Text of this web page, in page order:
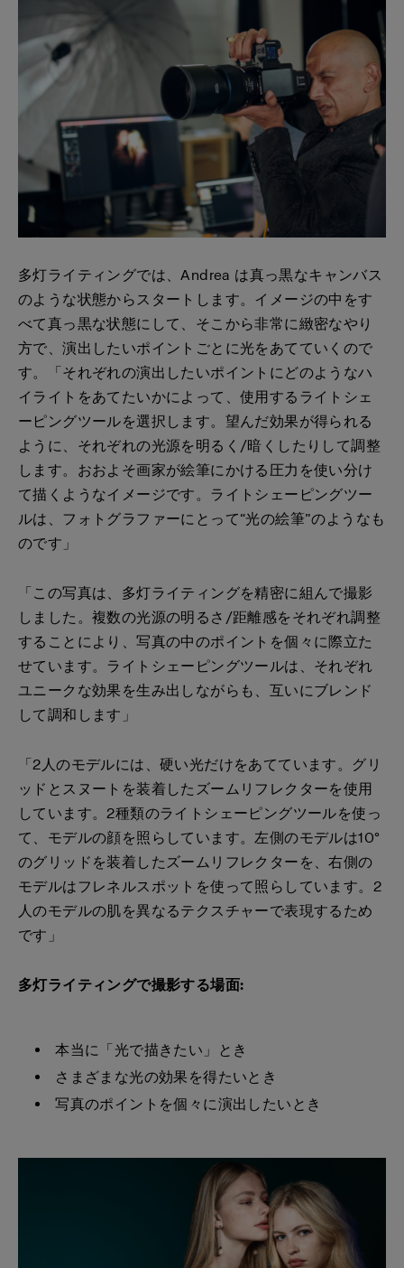
多灯ライティングでは、Andrea は真っ黒なキャンバス
のような状態からスタートします。イメージの中をす
べて真っ黒な状態にして、そこから非常に緻密なやり
方で、演出したいポイントごとに光をあてていくので
す。「それぞれの演出したいポイントにどのようなハ
イライトをあてたいかによって、使用するライトシェ
ーピングツールを選択します。望んだ効果が得られる
ように、それぞれの光源を明るく/暗くしたりして調整
します。おおよそ画家が絵筆にかける圧力を使い分け
て描くようなイメージです。ライトシェーピングツー
ルは、フォトグラファーにとって“光の絵筆”のようなも
のです」
「この写真は、多灯ライティングを精密に組んで撮影
しました。複数の光源の明るさ/距離感をそれぞれ調整
することにより、写真の中のポイントを個々に際立た
せています。ライトシェーピングツールは、それぞれ
ユニークな効果を生み出しながらも、互いにブレンド
して調和します」
「2人のモデルには、硬い光だけをあてています。グリ
ッドとスヌートを装着したズームリフレクターを使用
しています。2種類のライトシェーピングツールを使っ
て、モデルの顔を照らしています。左側のモデルは10°
のグリッドを装着したズームリフレクターを、右側の
モデルはフレネルスポットを使って照らしています。2
人のモデルの肌を異なるテクスチャーで表現するため
です」
多灯ライティングで撮影する場面:
本当に「光で描きたい」とき
さまざまな光の効果を得たいとき
写真のポイントを個々に演出したいとき